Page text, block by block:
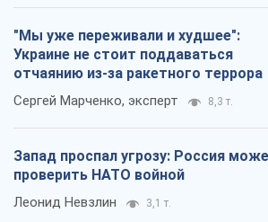
"Мы уже переживали и худшее":
Украине не стоит поддаваться
отчаянию из-за ракетного террора
Сергей Марченко, эксперт 8,3 т.
Запад проспал угрозу: Россия
проверить НАТО войной
Леонид Невзлин 3,1 т.